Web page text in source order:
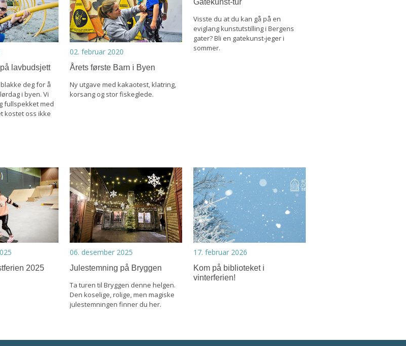
lavbudsjett
deg for å
i byen. Vi
fullspekket med
kostet oss ikke
02. februar 2020
Årets første Barn i Byen
Ny utgave med kakaotest, klatring,
korsang og stor fiskeglede.
Gatekunst-tur
Visste du at du kan gå på en
eviglang kunstutstilling i Bergens
gater? Bli en gatekunst-jeger i
sommer.
2025
06. desember 2025
Julestemning på Bryggen
Ta turen til Bryggen denne helgen.
Den koselige, rolige, men magiske
julestemningen finner du her.
17. februar 2026
Kom på biblioteket i
vinterferien!